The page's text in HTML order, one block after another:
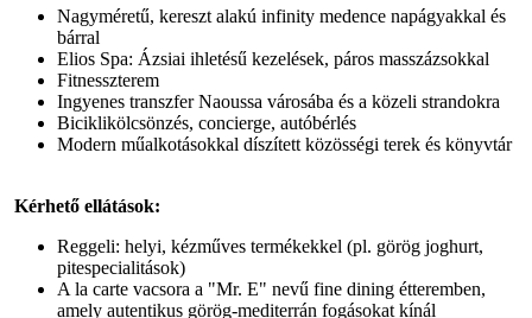
Nagyméretű, kereszt alakú infinity medence napágyakkal és
bárral
Elios Spa: Ázsiai ihletésű kezelések, páros masszázsokkal
Fitnesszterem
Ingyenes transzfer Naoussa városába és a közeli strandokra
Biciklikölcsönzés, concierge, autóbérlés
Modern műalkotásokkal díszített közösségi terek és könyvtár
Kérhető ellátások:
Reggeli: helyi, kézműves termékekkel (pl. görög joghurt,
pitespecialitások)
A la carte vacsora a "Mr. E" nevű fine dining étteremben,
amely autentikus görög-mediterrán fogásokat kínál